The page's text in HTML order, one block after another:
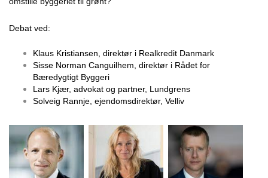
Debat ved:
Klaus Kristiansen, direktør i Realkredit Danmark
Sisse Norman Canguilhem, direktør i Rådet for
Bæredygtigt Byggeri
Lars Kjær, advokat og partner, Lundgrens
Solveig Rannje, ejendomsdirektør, Velliv